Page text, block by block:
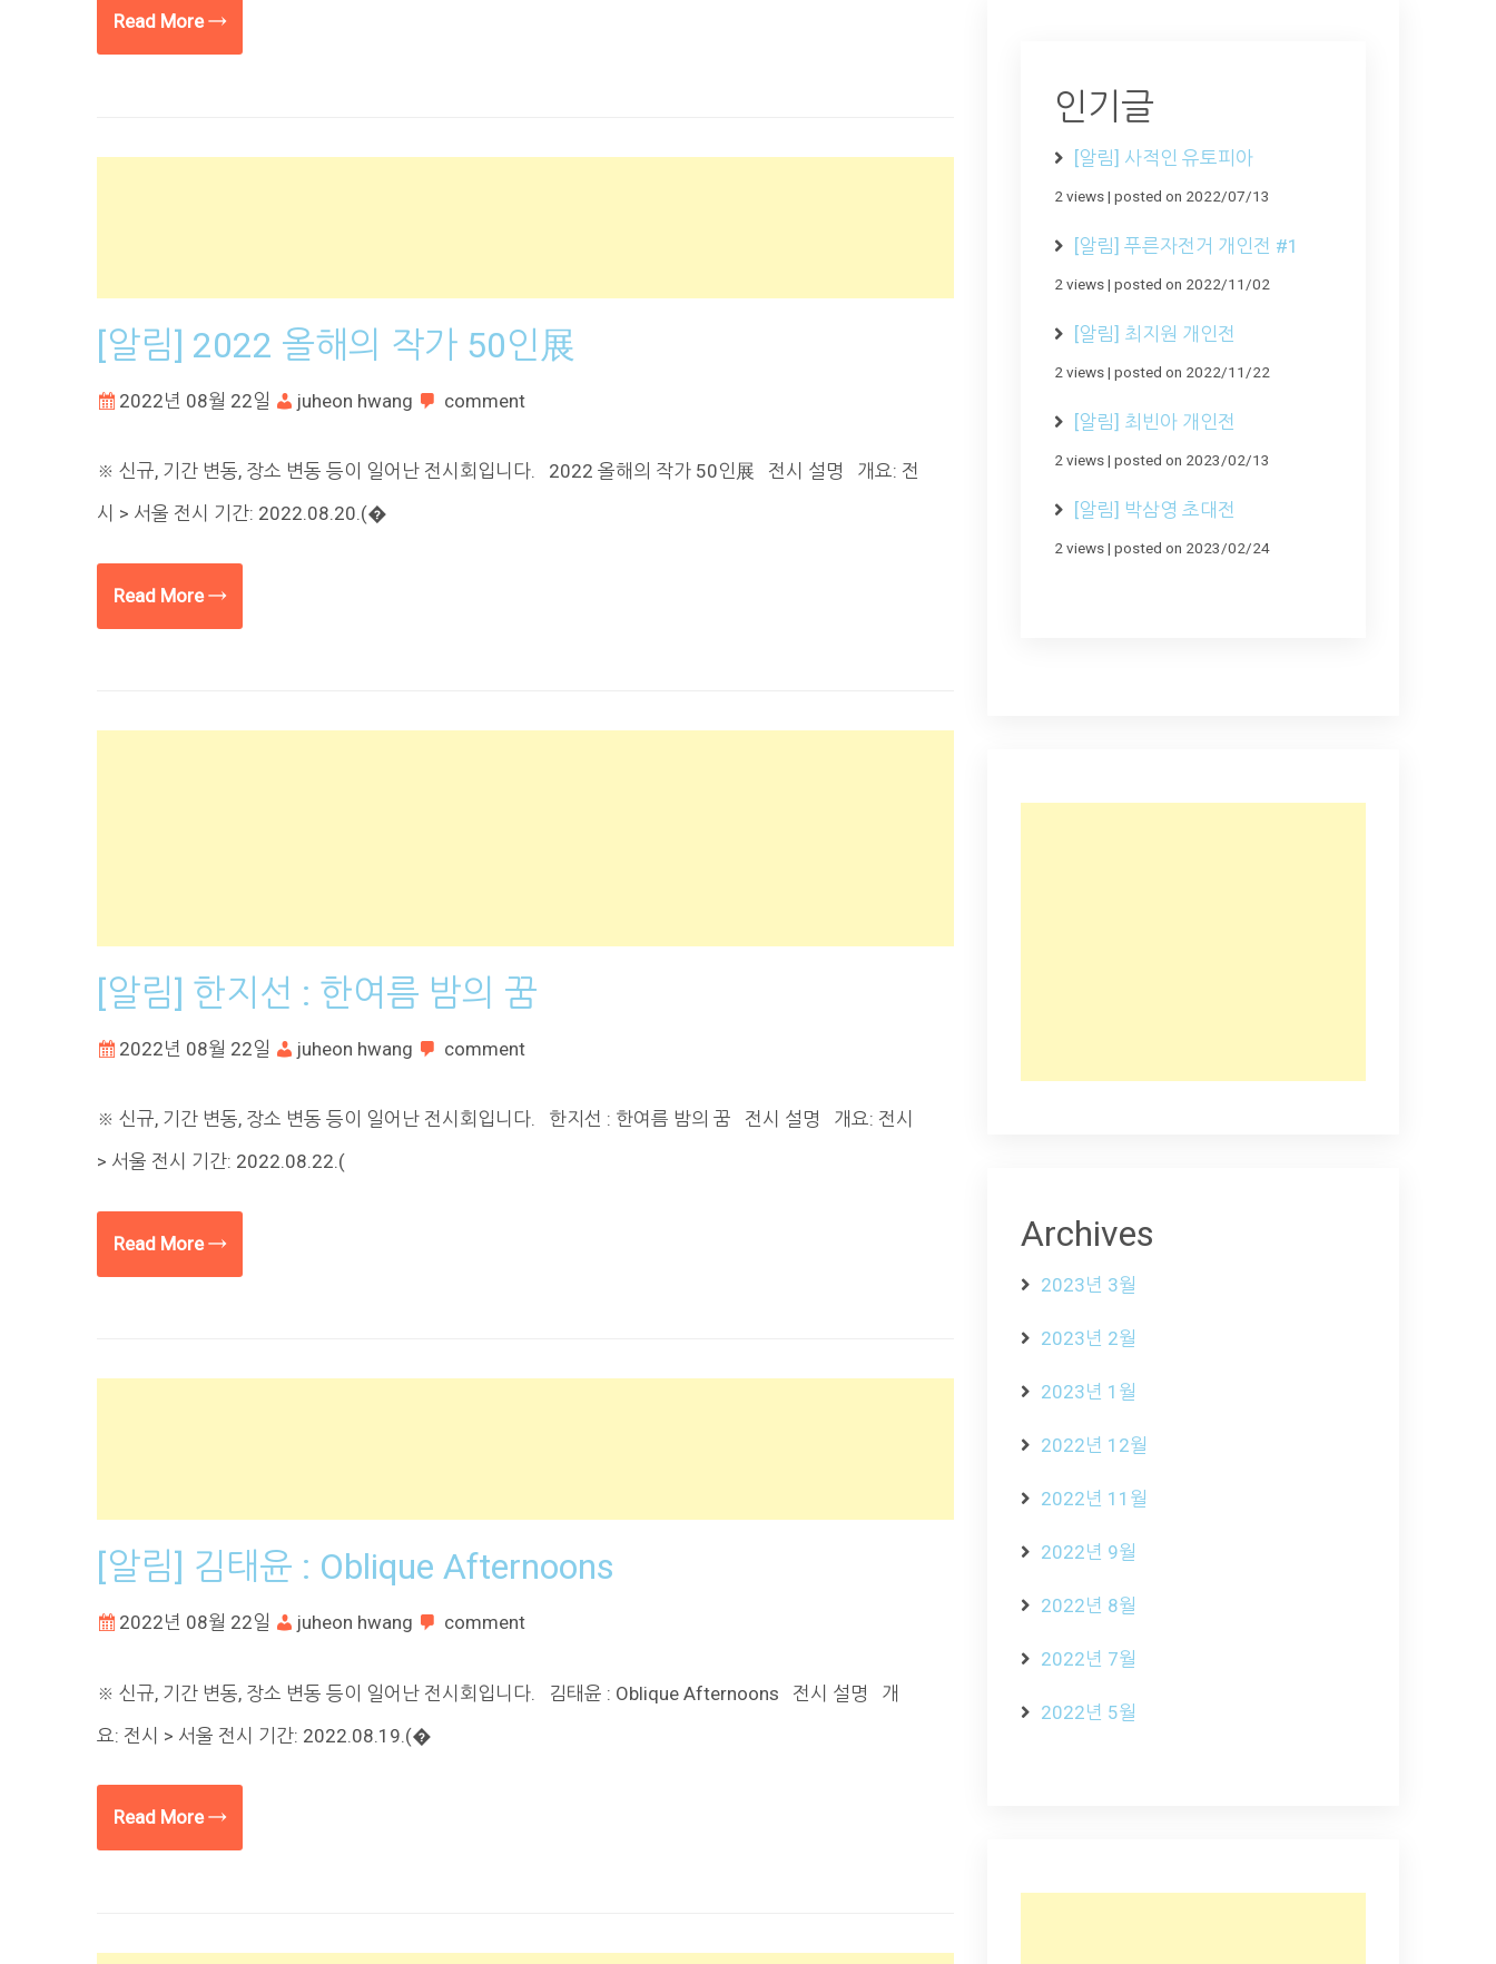
Read More →
[알림] 2022 올해의 작가 50인展
2022년 08월 22일 juheon hwang comment
※ 신규, 기간 변동, 장소 변동 등이 일어난 전시회입니다. 2022 올해의 작가 50인展 전시 설명 개요: 전
시 > 서울 전시 기간: 2022.08.20.(�
Read More →
[알림] 한지선 : 한여름 밤의 꿈
2022년 08월 22일 juheon hwang comment
※ 신규, 기간 변동, 장소 변동 등이 일어난 전시회입니다. 한지선 : 한여름 밤의 꿈 전시 설명 개요: 전시
> 서울 전시 기간: 2022.08.22.(
Read More →
[알림] 김태윤 : Oblique Afternoons
2022년 08월 22일 juheon hwang comment
※ 신규, 기간 변동, 장소 변동 등이 일어난 전시회입니다. 김태윤 : Oblique Afternoons 전시 설명 개
요: 전시 > 서울 전시 기간: 2022.08.19.(�
Read More →
인기글
[알림] 사적인 유토피아
2 views| posted on 2022/07/13
[알림] 푸른자전거 개인전 #1
2 views| posted on 2022/11/02
[알림] 최지원 개인전
2 views| posted on 2022/11/22
[알림] 최빈아 개인전
2 views| posted on 2023/02/13
[알림] 박삼영 초대전
2 views| posted on 2023/02/24
Archives
2023년 3월
2023년 2월
2023년 1월
2022년 12월
2022년 11월
2022년 9월
2022년 8월
2022년 7월
2022년 5월